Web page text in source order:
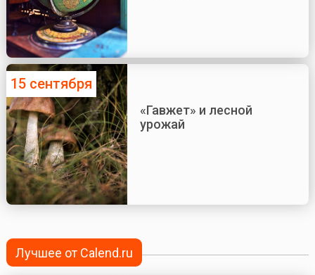
15 сентября
«Гавжет» и лесной
урожай
Лучшее от Calend.ru